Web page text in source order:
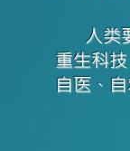
人类要
重生科
自医、